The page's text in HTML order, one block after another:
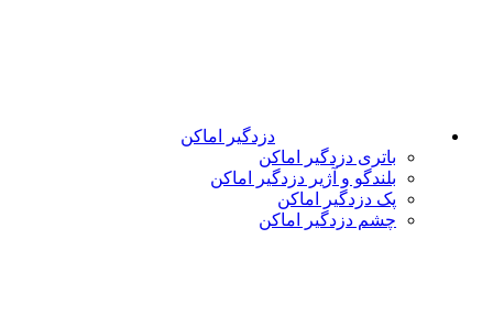
دزدگیر اماکن
باتری دزدگیر اماکن
بلندگو و آژیر دزدگیر اماکن
پک دزدگیر اماکن
چشم دزدگیر اماکن